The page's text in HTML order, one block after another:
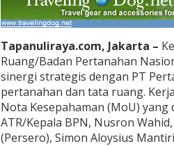
Tapanuliraya.com, Jakarta –
Ruang/Badan Pertanahan
sinergi strategis dengan PT
pertanahan dan tata ruang.
Nota Kesepahaman (MoU)
ATR/Kepala BPN, Nusron
(Persero), Simon Aloysius